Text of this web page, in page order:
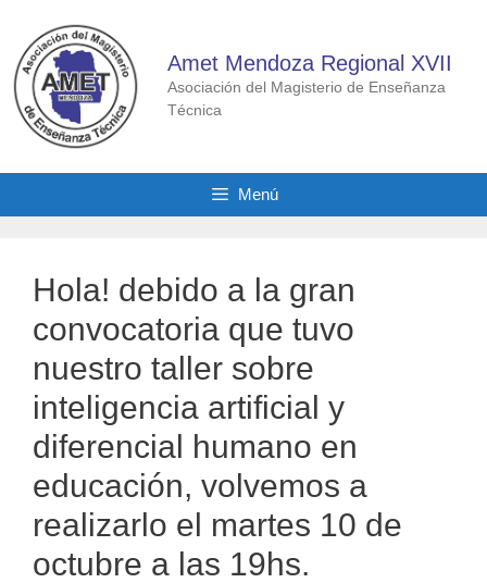
contenido
Amet Mendoza Regional XVII
Asociación del Magisterio de Enseñanza
Técnica
Menú
Hola! debido a la gran
convocatoria que tuvo
nuestro taller sobre
inteligencia artificial y
diferencial humano en
educación, volvemos a
realizarlo el martes 10 de
octubre a las 19hs.